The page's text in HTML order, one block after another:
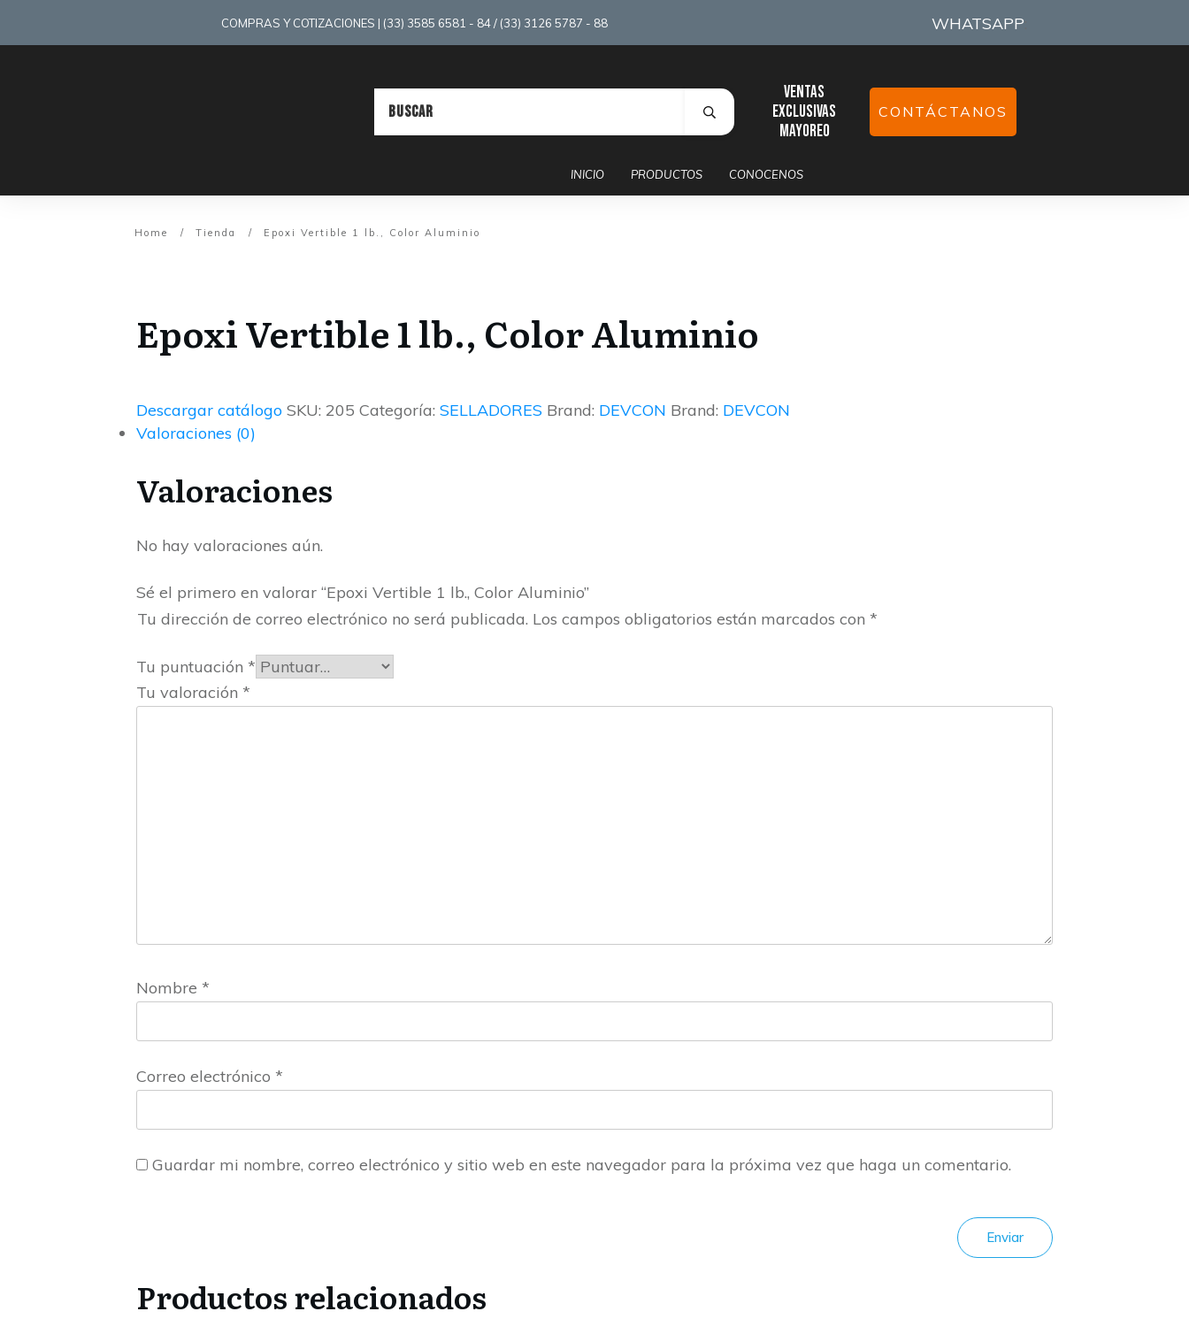
COMPRAS Y COTIZACIONES | (33) 3585 6581 - 84 / (33) 3126 5787 - 88 WHATSAPP
Ventas
exclusivas
mayoreo
CONTÁCTANOS
INICIO PRODUCTOS CONÓCENOS
Home / Tienda / Epoxi Vertible 1 lb., Color Aluminio
Epoxi Vertible 1 lb., Color Aluminio
Descargar catálogo SKU: 205 Categoría: SELLADORES Brand: DEVCON Brand: DEVCON
Valoraciones (0)
Valoraciones
No hay valoraciones aún.
Sé el primero en valorar “Epoxi Vertible 1 lb., Color Aluminio”
Tu dirección de correo electrónico no será publicada. Los campos obligatorios están marcados con *
Tu puntuación *
Tu valoración *
Nombre *
Correo electrónico *
Guardar mi nombre, correo electrónico y sitio web en este navegador para la próxima vez que haga un comentario.
Enviar
Productos relacionados